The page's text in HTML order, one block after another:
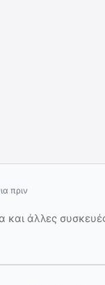
πριν
και άλλες